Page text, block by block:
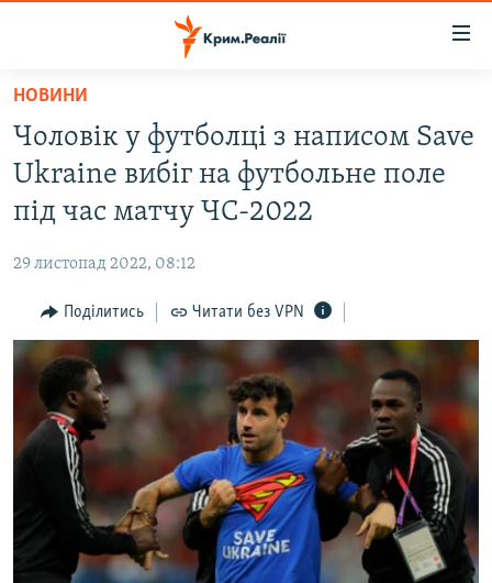
Перейти
основного
матеріалу
Перейти
до
основної
Перейти
до
пошуку
ВОДА.КРИМ
ВІДЕО ТА ФОТО
БЛОГИ
ПОГЛЯД
ІНТЕРВ'Ю
ВСЕ ЗА ДЕНЬ
СПЕЦПРОЕКТИ
ДЕПОРТАЦІЯ
ВІДЕОУРОКИ «ELIFBE»
СВІДЧЕННЯ ОКУПАЦІЇ
ЯК ОБІЙТИ БЛОКУВАННЯ
Русский
Qırımtatar
НОВИНИ
Чоловік у футболці з написом Save
Ukraine вибіг на футбольне поле
під час матчу ЧС-2022
29 листопад 2022, 08:12
Поділитись Читати без VPN